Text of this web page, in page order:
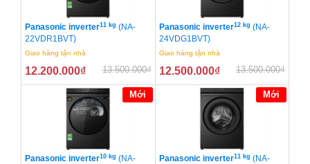
Panasonic inverter11 kg (NA-
22VDR1BVT)
Giao hàng tận nhà
12.200.000₫ 13.500.000₫
Panasonic inverter12 kg (NA-
24VDG1BVT)
Giao hàng tận nhà
12.500.000₫ 13.500.000₫
Mới
Panasonic inverter10 kg (NA-
Mới
Panasonic inverter11 kg (NA-